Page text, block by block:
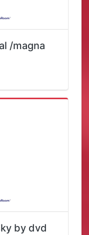
/magna
by dvd